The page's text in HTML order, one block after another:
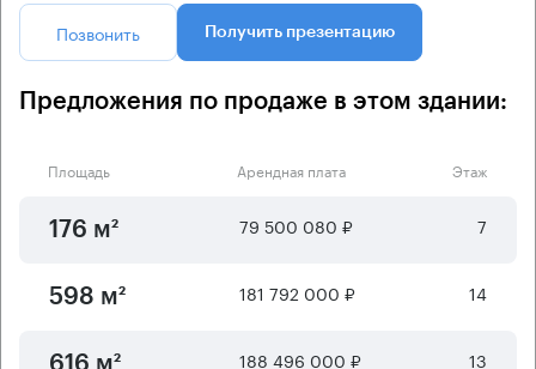
Позвонить Получить презентацию
Предложения по продаже в этом здании:
Площадь Арендная плата Этаж
176 м² 79 500 080 ₽ 7
598 м² 181 792 000 ₽ 14
616 м² 188 496 000 ₽ 13